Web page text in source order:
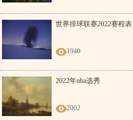
世界排球联赛2022赛程表
1940
2022年nba选秀
2002